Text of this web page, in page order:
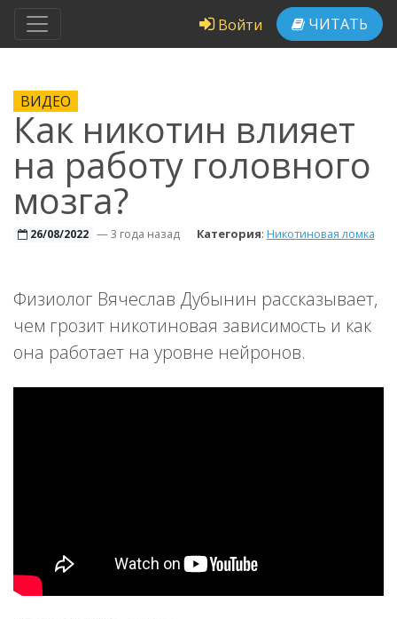
Войти ЧИТАТЬ
ВИДЕО
Как никотин влияет
на работу головного
мозга?
26/08/2022 —3 года назад Категория: Никотиновая ломка
Физиолог Вячеслав Дубынин рассказывает,
чем грозит никотиновая зависимость и как
она работает на уровне нейронов.